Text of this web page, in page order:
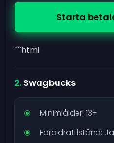
Starta
```html
Swagbucks
Minimiålder: 13+
Föräldratillstånd: Ja